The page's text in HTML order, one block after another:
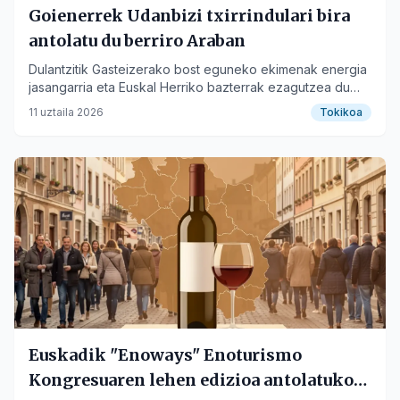
Goienerrek Udanbizi txirrindulari bira
antolatu du berriro Araban
Dulantzitik Gasteizerako bost eguneko ekimenak energia
jasangarria eta Euskal Herriko bazterrak ezagutzea du
helburu.
11 uztaila 2026 Tokikoa
Euskadik "Enoways" Enoturismo
Kongresuaren lehen edizioa antolatuko